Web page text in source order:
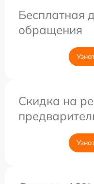
Бесплатная
обращения
Скидка на